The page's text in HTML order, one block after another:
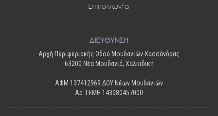
Επικοινωνία
ΔΙΕΥΘΥΝΣΗ
Αρχή Περιφεριακής Οδού Μουδανιών-Κασσάνδρας
63200 Νέα Μουδανιά, Χαλκιδική
ΑΦΜ 137412969 ΔΟΥ Νέων Μουδανιών
Αρ. ΓΕΜΗ 143080457000